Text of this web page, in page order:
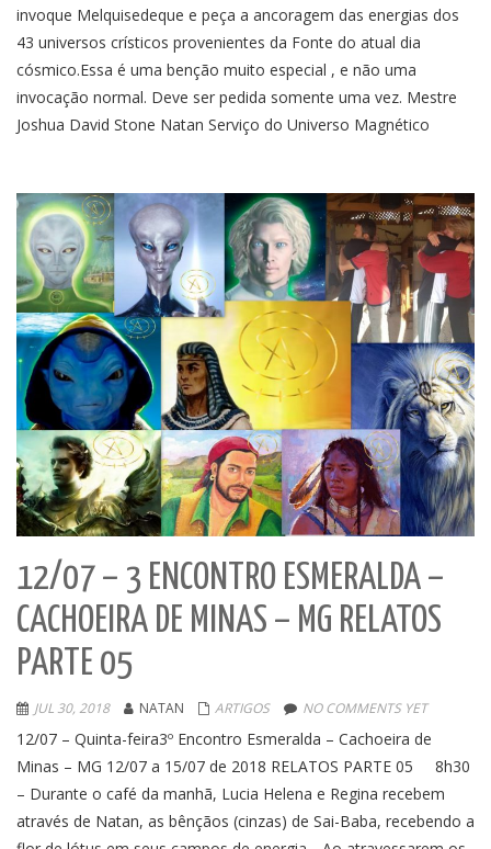
invoque Melquisedeque e peça a ancoragem das energias dos
43 universos crísticos provenientes da Fonte do atual dia
cósmico.Essa é uma benção muito especial , e não uma
invocação normal. Deve ser pedida somente uma vez. Mestre
Joshua David Stone Natan Serviço do Universo Magnético
12/07 – 3 ENCONTRO ESMERALDA –
CACHOEIRA DE MINAS – MG RELATOS
PARTE 05
JUL 30, 2018 NATAN ARTIGOS NO COMMENTS YET
12/07 – Quinta-feira3º Encontro Esmeralda – Cachoeira de
Minas – MG 12/07 a 15/07 de 2018 RELATOS PARTE 05 8h30
– Durante o café da manhã, Lucia Helena e Regina recebem
através de Natan, as bênçãos (cinzas) de Sai-Baba, recebendo a